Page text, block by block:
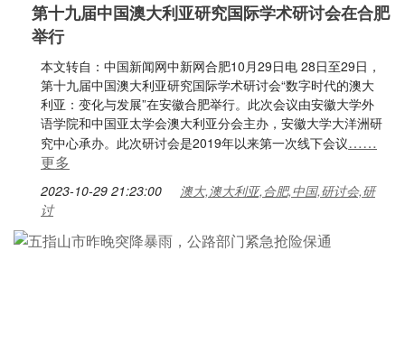
第十九届中国澳大利亚研究国际学术研讨会在合肥
举行
本文转自：中国新闻网中新网合肥10月29日电 28日至29日，
第十九届中国澳大利亚研究国际学术研讨会“数字时代的澳大
利亚：变化与发展”在安徽合肥举行。此次会议由安徽大学外
语学院和中国亚太学会澳大利亚分会主办，安徽大学大洋洲研
究中心承办。此次研讨会是2019年以来第一次线下会议……
更多
2023-10-29 21:23:00
澳大,澳大利亚,合肥,中国,研讨会,研
讨